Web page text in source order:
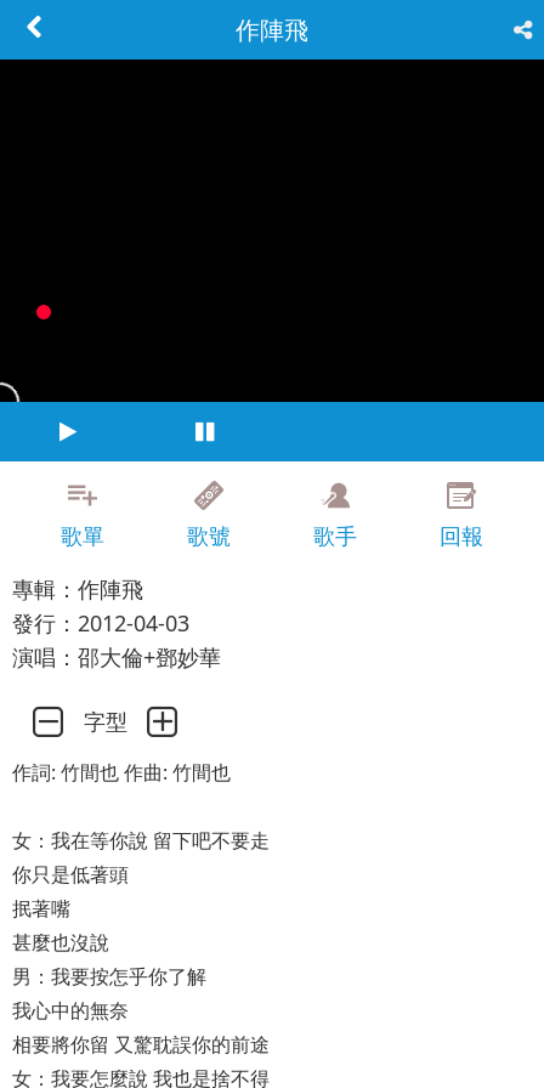
作陣飛
歌單 歌號 歌手
回報
專輯：作陣飛
發行：2012-04-03
演唱：邵大倫+鄧妙華
字型
作詞: 竹間也 作曲: 竹間也
女：我在等你說 留下吧不要走
你只是低著頭
抿著嘴
甚麼也沒說
男：我要按怎乎你了解
我心中的無奈
相要將你留 又驚耽誤你的前途
女：我要怎麼說 我也是捨不得